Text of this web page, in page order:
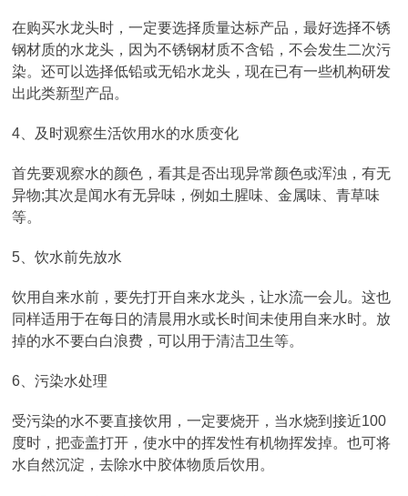
在购买水龙头时，一定要选择质量达标产品，最好选择不锈
钢材质的水龙头，因为不锈钢材质不含铅，不会发生二次污
染。还可以选择低铅或无铅水龙头，现在已有一些机构研发
出此类新型产品。
4、及时观察生活饮用水的水质变化
首先要观察水的颜色，看其是否出现异常颜色或浑浊，有无
异物;其次是闻水有无异味，例如土腥味、金属味、青草味
等。
5、饮水前先放水
饮用自来水前，要先打开自来水龙头，让水流一会儿。这也
同样适用于在每日的清晨用水或长时间未使用自来水时。放
掉的水不要白白浪费，可以用于清洁卫生等。
6、污染水处理
受污染的水不要直接饮用，一定要烧开，当水烧到接近100
度时，把壶盖打开，使水中的挥发性有机物挥发掉。也可将
水自然沉淀，去除水中胶体物质后饮用。